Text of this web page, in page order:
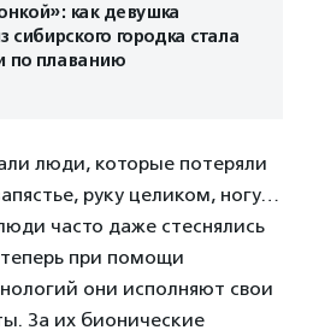
как девушка
городка стала
по плаванию
люди, которые потеряли
руку целиком, ногу…
часто даже стеснялись
при помощи
они исполняют свои
За их бионические